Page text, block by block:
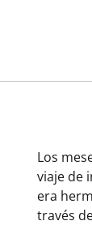
Los
viaje de
era
través